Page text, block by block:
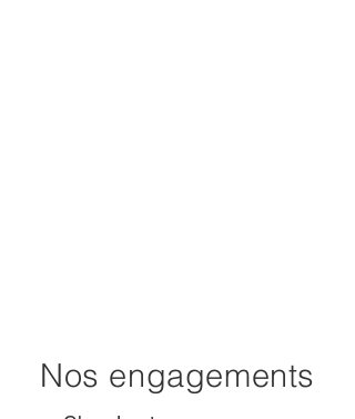
Nos engagements